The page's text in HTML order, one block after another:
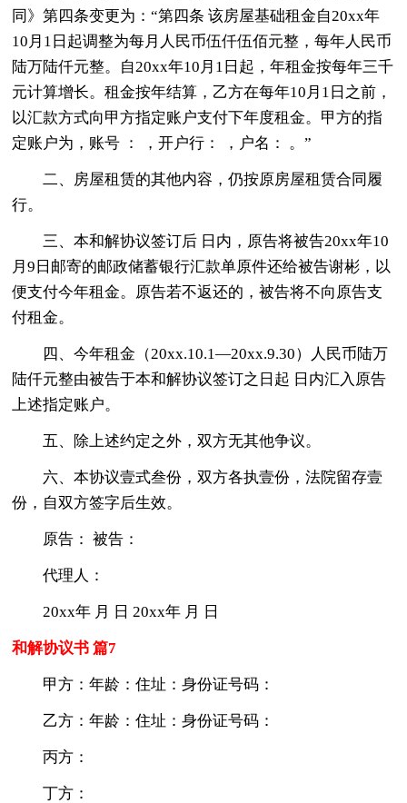
同》第四条变更为：“第四条 该房屋基础租金自20xx年
10月1日起调整为每月人民币伍仟伍佰元整，每年人民币
陆万陆仟元整。自20xx年10月1日起，年租金按每年三千
元计算增长。租金按年结算，乙方在每年10月1日之前，
以汇款方式向甲方指定账户支付下年度租金。甲方的指
定账户为，账号 ： ，开户行： ，户名： 。”
二、房屋租赁的其他内容，仍按原房屋租赁合同履
行。
三、本和解协议签订后 日内，原告将被告20xx年10
月9日邮寄的邮政储蓄银行汇款单原件还给被告谢彬，以
便支付今年租金。原告若不返还的，被告将不向原告支
付租金。
四、今年租金（20xx.10.1—20xx.9.30）人民币陆万
陆仟元整由被告于本和解协议签订之日起 日内汇入原告
上述指定账户。
五、除上述约定之外，双方无其他争议。
六、本协议壹式叁份，双方各执壹份，法院留存壹
份，自双方签字后生效。
原告： 被告：
代理人：
20xx年 月 日 20xx年 月 日
和解协议书 篇7
甲方：年龄：住址：身份证号码：
乙方：年龄：住址：身份证号码：
丙方：
丁方：